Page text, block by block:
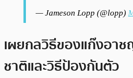
— Jameson Lopp (@lopp)
เผยกลวิธีของแก๊งอา
ชาติและวิธีป้องกันตัว